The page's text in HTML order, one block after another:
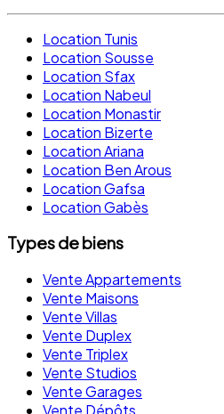
Location Tunis
Location Sousse
Location Sfax
Location Nabeul
Location Monastir
Location Bizerte
Location Ariana
Location Ben Arous
Location Gafsa
Location Gabès
Types de biens
Vente Appartements
Vente Maisons
Vente Villas
Vente Duplex
Vente Triplex
Vente Studios
Vente Garages
Vente Dépôts